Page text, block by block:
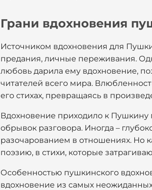
Грани вдохновения
Источником вдохновения для
предания, личные переживания.
любовь дарила ему вдохновение,
читателей всего мира.
его стихах, превращаясь в
Вдохновение приходило к Пушкину
обрывок разговора. Иногда –
разочарованием в отношениях. Но
поэзию, в стихи, которые
Особенностью пушкинского
вдохновение из самых